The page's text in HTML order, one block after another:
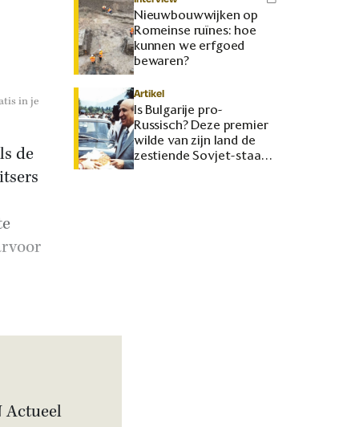
in je
de
Actueel
Nieuwbouwwijken op
Romeinse ruïnes: hoe
kunnen we erfgoed
bewaren?
Artikel
Is Bulgarije pro-
Russisch? Deze premier
wilde van zijn land de
zestiende Sovjet-staat
maken